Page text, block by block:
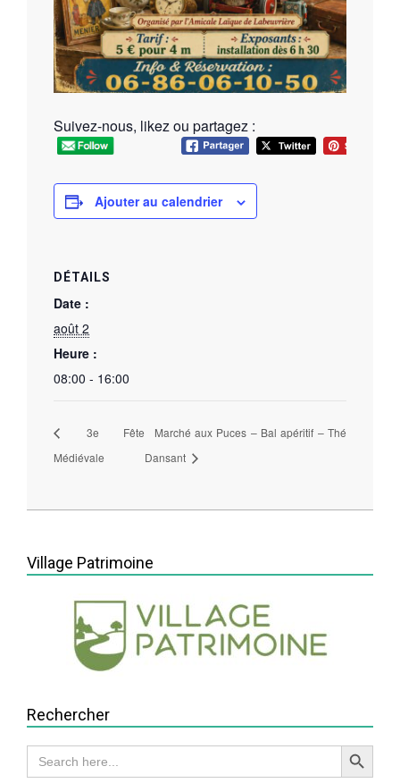
Suivez-nous, likez ou partagez :
Ajouter au calendrier
DÉTAILS
Date :
août 2
Heure :
08:00 - 16:00
3e Fête
Médiévale
Marché aux Puces – Bal apéritif – Thé
Dansant
2026-
03
Village Patrimoine
Rechercher
Search
for:
Search Button